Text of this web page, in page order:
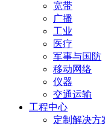
宽带
广播
工业
医疗
军事与国防
移动网络
仪器
交通运输
工程中心
定制解决方